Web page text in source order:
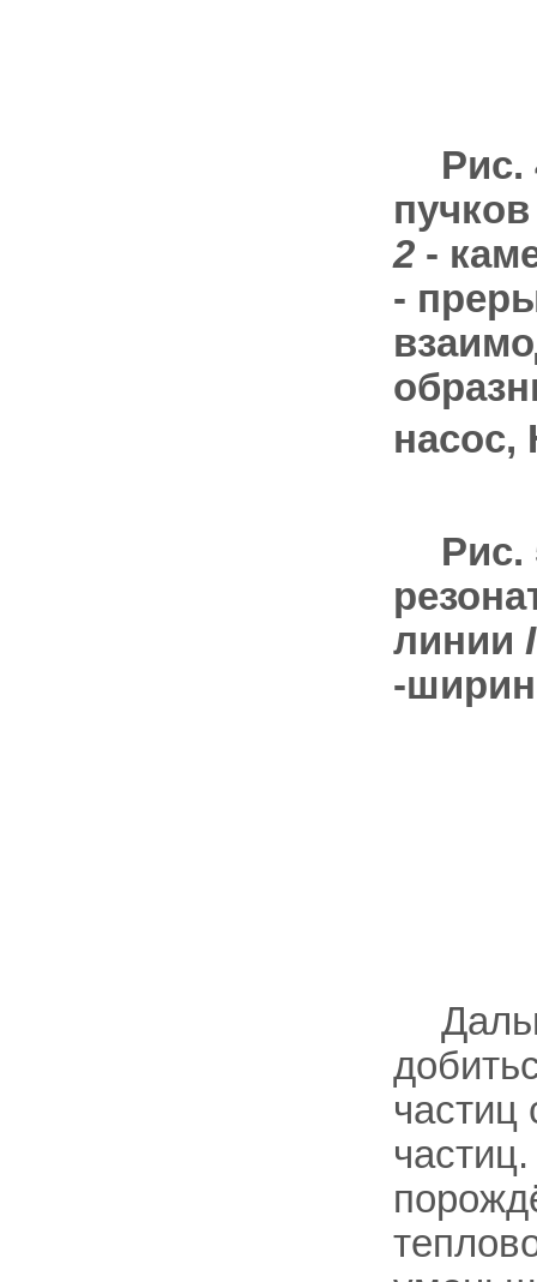
Рис.
2 -
-
насос,
Рис.
линии I
-